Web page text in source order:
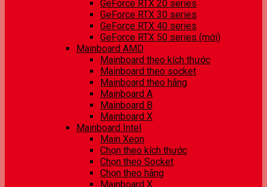
GeForce RTX 20 series
GeForce RTX 30 series
GeForce RTX 40 series
GeForce RTX 50 series (mới)
Mainboard AMD
Mainboard theo kích thước
Mainboard theo socket
Mainboard theo hãng
Mainboard A
Mainboard B
Mainboard X
Mainboard Intel
Main Xeon
Chọn theo kích thước
Chọn theo Socket
Chọn theo hãng
Mainboard X